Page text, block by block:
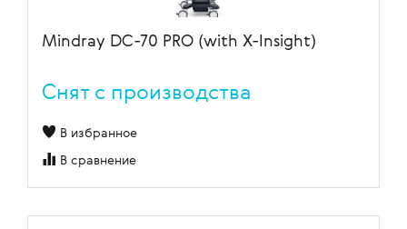
Mindray DC-70 PRO (with X-Insight)
Cнят с производства
В избранное
В сравнение